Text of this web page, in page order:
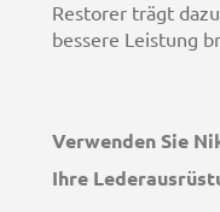
Restorer trägt
bessere Leistung
Verwenden Sie
Ihre